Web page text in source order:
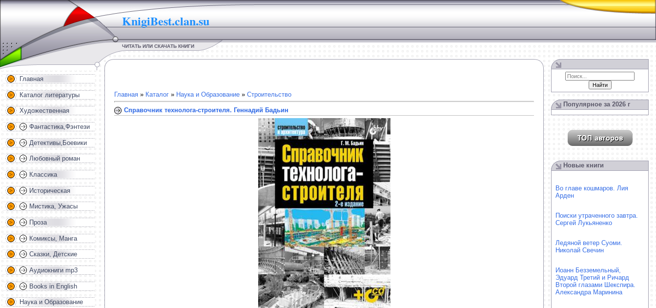
KnigiBest.clan.su
ЧИТАТЬ ИЛИ СКАЧАТЬ КНИГИ
Главная
Каталог литературы
Художественная
Фантастика,Фэнтези
Детективы,Боевики
Любовный роман
Классика
Историческая
Мистика, Ужасы
Проза
Комиксы, Манга
Сказки, Детские
Аудиокниги mp3
Books in English
Наука и Образование
Главная » Каталог » Наука и Образование » Строительство
Справочник технолога-строителя. Геннадий Бадьин
Популярное за 2026 г
Новые книги
Во главе кошмаров. Лия
Арден
Поиски утраченного завтра.
Сергей Лукьяненко
Ледяной ветер Суоми.
Николай Свечин
Иоанн Безземельный,
Эдуард Третий и Ричард
Второй глазами Шекспира.
Александра Маринина